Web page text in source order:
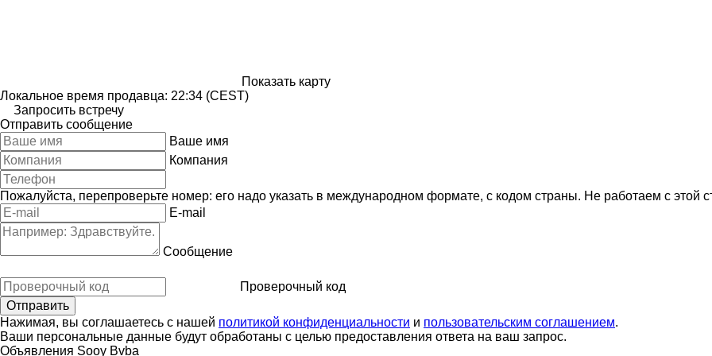
Показать карту
Локальное время продавца: 22:34 (CEST)
Запросить встречу
Отправить сообщение
Ваше имя
Компания
Пожалуйста, перепроверьте номер: его надо указать в международном формате, с кодом страны. Не работаем с этой
E-mail
Сообщение
Проверочный код
Нажимая, вы соглашаетесь с нашей политикой конфиденциальности и пользовательским соглашением.
Ваши персональные данные будут обработаны с целью предоставления ответа на ваш запрос.
Объявления Sooy Bvba